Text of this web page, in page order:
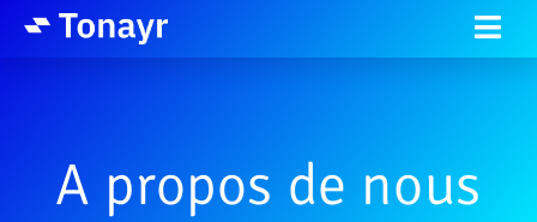
A propos de nous